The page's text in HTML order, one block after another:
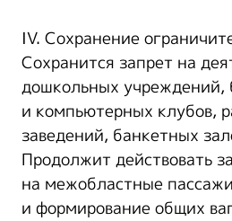
IV. Сохранение
Сохранится запрет на
дошкольных учреждений,
и компьютерных клубов,
заведений, банкетных
Продолжит действовать
на межобластные
и формирование общих